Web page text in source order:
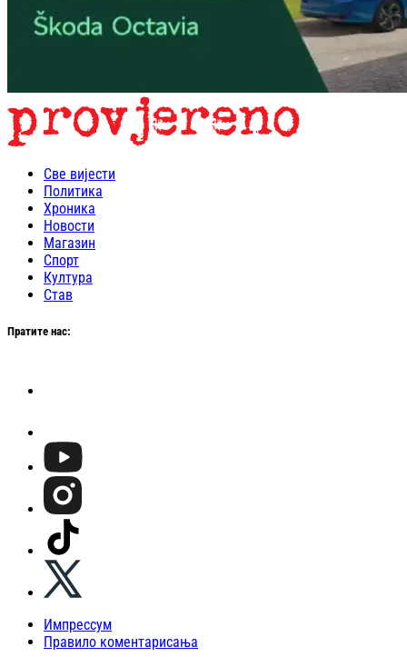
Све вијести
Политика
Хроника
Новости
Магазин
Спорт
Култура
Став
Пратите нас:
Импрессум
Правило коментарисања